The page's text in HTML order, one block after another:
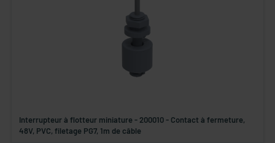
Interrupteur à flotteur miniature - 200010 - Contact à fermeture,
48V, PVC, filetage PG7, 1m de câble